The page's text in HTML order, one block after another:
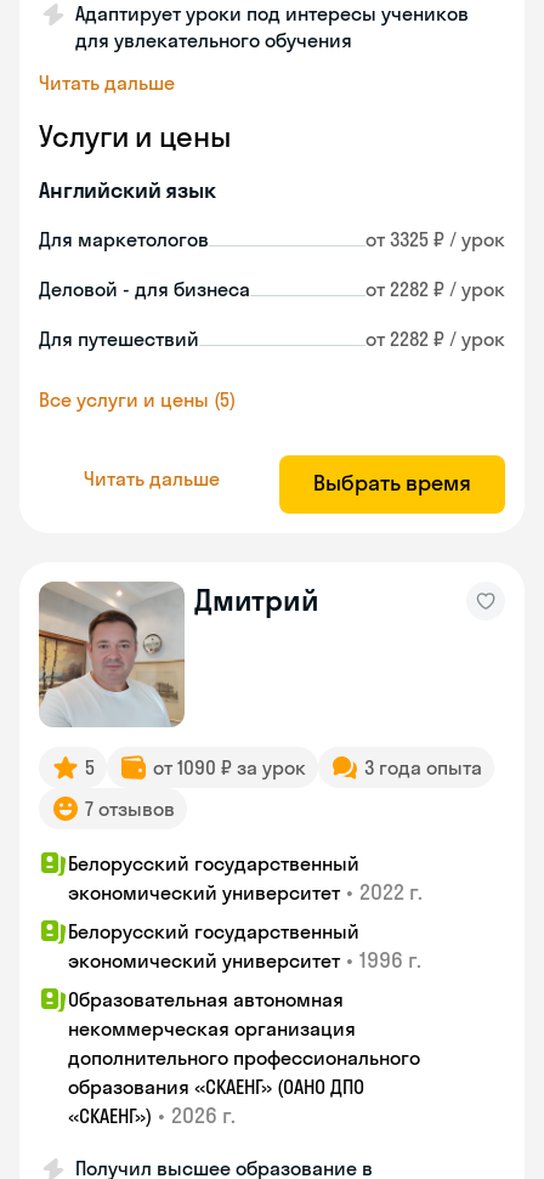
Адаптирует уроки под интересы учеников
для увлекательного обучения
Читать дальше
Услуги и цены
Английский язык
Для маркетологов от 3325 ₽ / урок
Деловой - для бизнеса от 2282 ₽ / урок
Для путешествий от 2282 ₽ / урок
Все услуги и цены (5)
Читать дальше Выбрать время
Дмитрий
5 от 1090 ₽ за урок
3 года опыта
7 отзывов
Белорусский государственный
экономический университет • 2022 г.
Белорусский государственный
экономический университет • 1996 г.
Образовательная автономная
некоммерческая организация
дополнительного профессионального
образования «СКАЕНГ» (ОАНО ДПО
«СКАЕНГ») • 2026 г.
Получил высшее образование в